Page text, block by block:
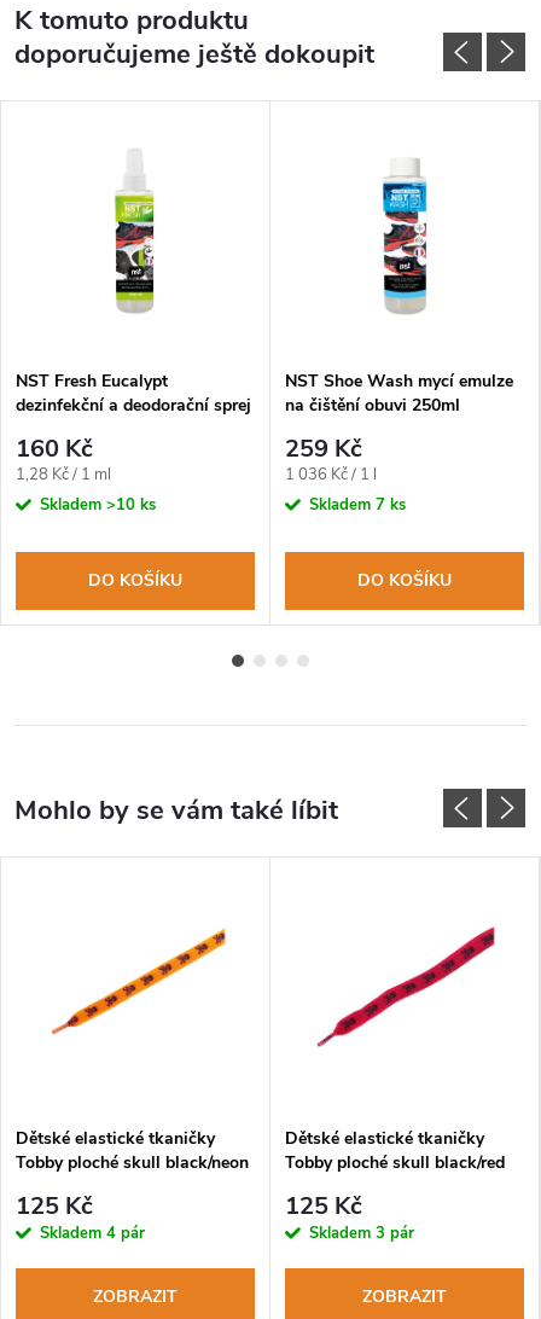
K tomuto produktu
doporučujeme ještě dokoupit
NST Fresh Eucalypt
dezinfekční a deodorační sprej
160 Kč
Měrná
cena:
1,28 Kč / 1 ml
Skladem >10 ks
DO KOŠÍKU
NST Shoe Wash mycí emulze
na čištění obuvi 250ml
259 Kč
Měrná
cena:
1 036 Kč / 1 l
Skladem 7 ks
DO KOŠÍKU
Dětské elastické tkaničky
Tobby ploché skull black/neon
125 Kč
Skladem 4 pár
ZOBRAZIT
Dětské elastické tkaničky
Tobby ploché skull black/red
125 Kč
Skladem 3 pár
ZOBRAZIT